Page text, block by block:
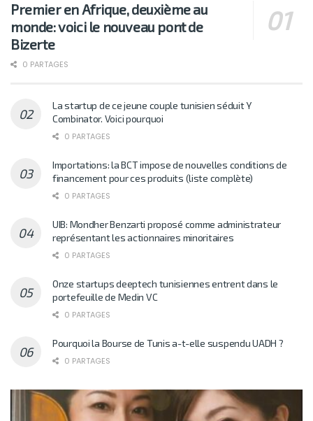
Premier en Afrique, deuxième au
monde: voici le nouveau pont de
Bizerte
0 PARTAGES
La startup de ce jeune couple tunisien séduit Y
Combinator. Voici pourquoi
0 PARTAGES
Importations: la BCT impose de nouvelles conditions de
financement pour ces produits (liste complète)
0 PARTAGES
UIB: Mondher Benzarti proposé comme administrateur
représentant les actionnaires minoritaires
0 PARTAGES
Onze startups deeptech tunisiennes entrent dans le
portefeuille de Medin VC
0 PARTAGES
Pourquoi la Bourse de Tunis a-t-elle suspendu UADH ?
0 PARTAGES